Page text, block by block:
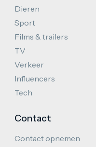
Dieren
Sport
Films & trailers
TV
Verkeer
Influencers
Tech
Contact
Contact opnemen